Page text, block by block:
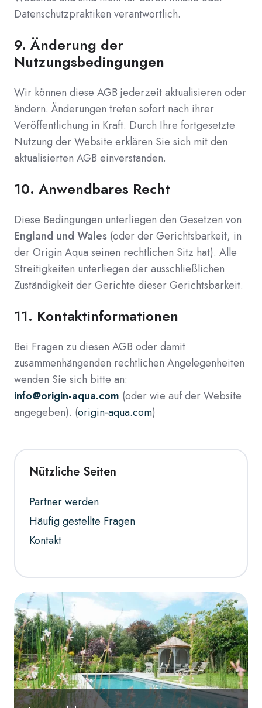
Datenschutzpraktiken verantwortlich.
9.Änderung der
Nutzungsbedingungen
Wir können diese AGB jederzeit aktualisieren oder
ändern. Änderungen treten sofort nach ihrer
Veröffentlichung in Kraft. Durch Ihre fortgesetzte
Nutzung der Website erklären Sie sich mit den
aktualisierten AGB einverstanden.
10. Anwendbares Recht
Diese Bedingungen unterliegen den Gesetzen von
England und Wales (oder der Gerichtsbarkeit, in
der Origin Aqua seinen rechtlichen Sitz hat). Alle
Streitigkeiten unterliegen der ausschließlichen
Zuständigkeit der Gerichte dieser Gerichtsbarkeit.
11. Kontaktinformationen
Bei Fragen zu diesen AGB oder damit
zusammenhängenden rechtlichen Angelegenheiten
wenden Sie sich bitte an:
info@origin-aqua.com (oder wie auf der Website
angegeben). (origin-aqua.com)
Nützliche Seiten
Partner werden
Häufig gestellte Fragen
Kontakt